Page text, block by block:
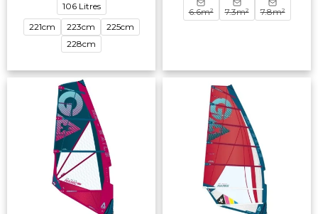
106 Litres
221cm
223cm
225cm
228cm
6.6m² 7.3m² 7.8m²